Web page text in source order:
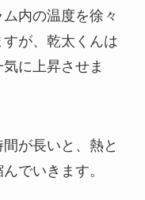
内の温度を徐々
が、乾太くんは
に上昇させま
が長いと、熱と
でいきます。